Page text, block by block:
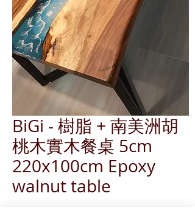
BiGi - 樹脂 + 南美洲胡
桃木實木餐桌 5cm
220x100cm Epoxy
walnut table